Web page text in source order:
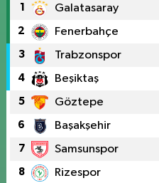
1 Galatasaray
2 Fenerbahçe
3 Trabzonspor
4 Beşiktaş
5 Göztepe
6 Başakşehir
7 Samsunspor
8 Rizespor